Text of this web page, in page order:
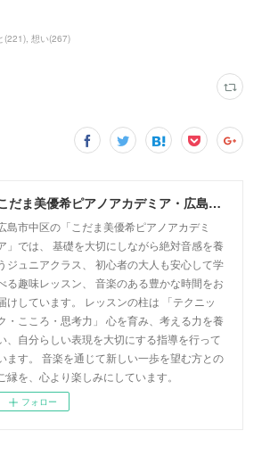
(221) 想い(267)
こだま美優希ピアノアカデミア・広島市中区
島市中区の「こだま美優希ピアノアカデミ
」では、 基礎を大切にしながら絶対音感を養
ジュニアクラス、 初心者の大人も安心して学
る趣味レッスン、 音楽のある豊かな時間をお
けしています。 レッスンの柱は 「テクニッ
・こころ・思考力」 心を育み、考える力を養
、自分らしい表現を大切にする指導を行って
ます。 音楽を通じて新しい一歩を望む方との
ご縁を、心より楽しみにしています。
フォロー